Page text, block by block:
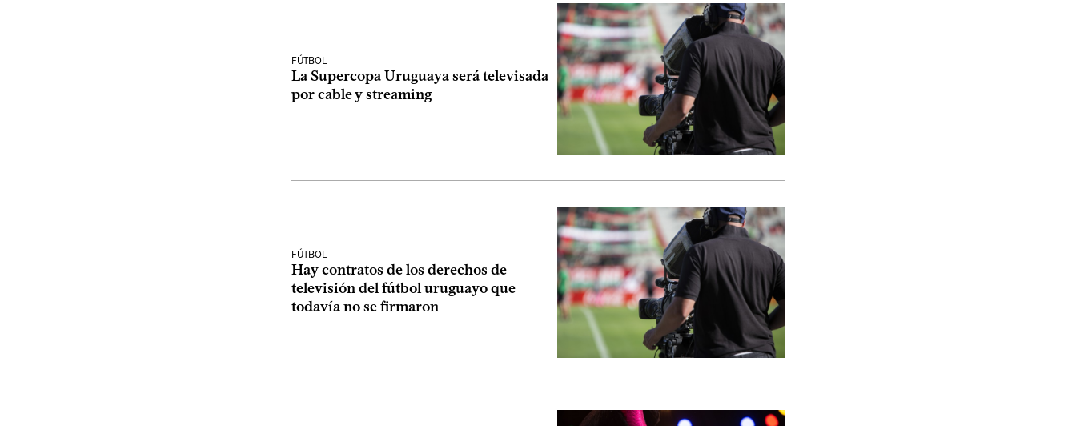
FÚTBOL
La Supercopa Uruguaya será televisada
por cable y streaming
FÚTBOL
Hay contratos de los derechos de
televisión del fútbol uruguayo que
todavía no se firmaron